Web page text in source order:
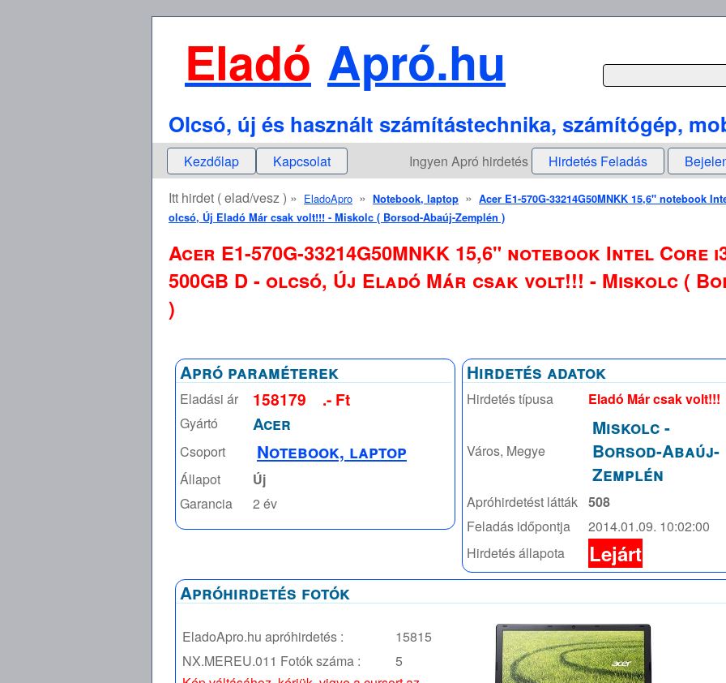
Eladó Apró.hu
Olcsó, új és használt számítástechnika, számítógép,
Kezdőlap Kapcsolat Ingyen Apró hirdetés Hirdetés Feladás
Itt hirdet ( elad/vesz ) » EladoApro » Notebook, laptop » Acer E1-570G-33214G50MNKK 15,6" notebook
olcsó, Új Eladó Már csak volt!!! - Miskolc ( Borsod-Abaúj-Zemplén )
Acer E1-570G-33214G50MNKK 15,6" notebook Intel Core
500GB D - olcsó, Új Eladó Már csak volt!!! - Miskolc (
)
Apró paraméterek
Eladási ár 158179 .- Ft
Gyártó Acer
Csoport Notebook, laptop
Állapot
Új
Garancia
2 év
Hirdetés adatok
Hirdetés típusa Eladó Már csak volt!!!
Város, Megye
Miskolc -
Borsod-Abaúj-
Zemplén
Apróhirdetést látták 508
Feladás időpontja
2014.01.09. 10:02:00
Hirdetés állapota
Lejárt
Apróhirdetés fotók
EladoApro.hu apróhirdetés :
15815
NX.MEREU.011 Fotók száma :
5